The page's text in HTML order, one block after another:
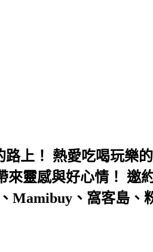
上！ 熱愛吃喝玩樂
靈感與好心情！ 邀約
Mamibuy、窩客島